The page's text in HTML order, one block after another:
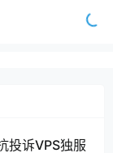
投诉VPS独服